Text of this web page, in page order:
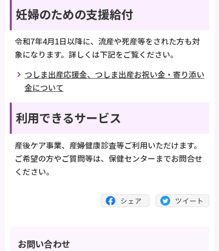
妊婦のための支援給付
令和7年4月1日以降に、流産や死産等をされた方も対
象になります。詳しくは下記をご覧ください。
つしま出産応援金、つしま出産お祝い金・寄り添い
金について
利用できるサービス
産後ケア事業、産婦健康診査等ご利用いただけます。
ご希望の方やご質問等は、保健センターまでお問合せ
ください。
お問い合わせ